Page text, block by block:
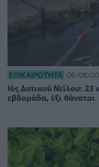
ΕΠΙΚΑΙΡΌΤΗΤΑ 06/08/
Ιός Δυτικού Νείλου:
εβδομάδα, έξι θάνατοι